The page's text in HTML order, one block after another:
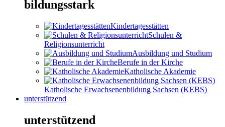
bildungsstark
Kindertagesstätten
Schulen &
Religionsunterricht
Ausbildung und Studium
Berufe in der Kirche
Katholische Akademie
Katholische Erwachsenenbildung Sachsen (KEBS)
unterstützend
unterstützend